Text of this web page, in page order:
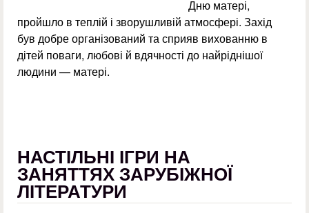
Дню матері,
пройшло в теплій і зворушливій атмосфері. Захід
був добре організований та сприяв вихованню в
дітей поваги, любові й вдячності до найріднішої
людини — матері.
НАСТІЛЬНІ ІГРИ НА
ЗАНЯТТЯХ ЗАРУБІЖНОЇ
ЛІТЕРАТУРИ